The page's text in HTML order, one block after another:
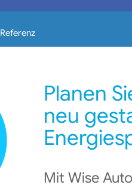
Referenz
Planen
neu
Mit Wise